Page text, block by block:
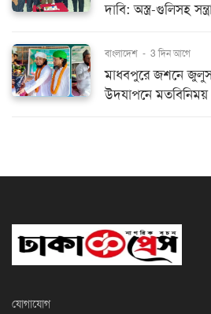
দাবি: অস্ত্র-গুলিসহ
বাংলাদেশ - 3 দিন আগে
মাধবপুরে জশনে জুলুস
উদযাপনে মতবিনিময়
যোগাযোগ